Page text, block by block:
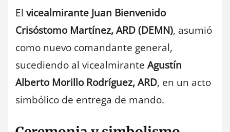
El vicealmirante Juan Bienvenido
Crisóstomo Martínez, ARD (DEMN), asumió
como nuevo comandante general,
sucediendo al vicealmirante Agustín
Alberto Morillo Rodríguez, ARD, en un acto
simbólico de entrega de mando.